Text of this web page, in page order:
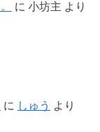
に 小坊主 より
に しゅう より